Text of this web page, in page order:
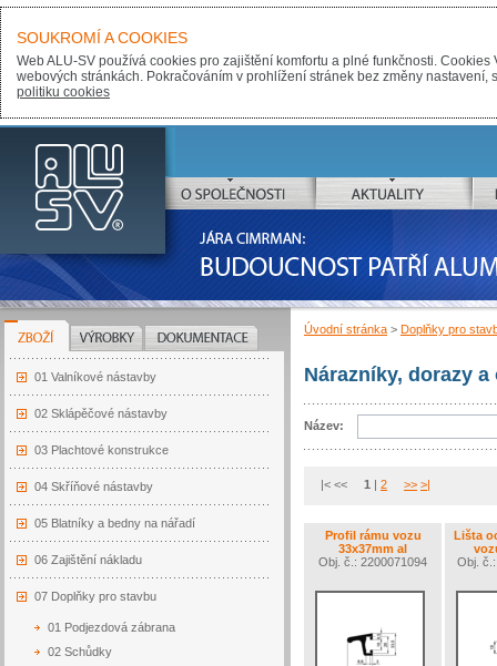
ALU-SV
O SPOLEČNOSTI AKTUALITY
JÁRA CIMRMAN:
BUDOUCNOST PATŘÍ ALUMINIU
ZBOŽÍ
01 Valníkové nástavby
02 Sklápěčové nástavby
03 Plachtové konstrukce
04 Skříňové nástavby
05 Blatníky a bedny na nářadí
06 Zajištění nákladu
07 Doplňky pro stavbu
01 Podjezdová zábrana
02 Schůdky
VÝROBKY DOKUMENTACE
Úvodní stránka > Doplňky pro
Nárazníky, dorazy
Název:
|< << 1 | 2 >> >|
Profil rámu vozu
33x37mm al
Obj. č.: 2200071094
Lišta
Obj.
SOUKROMÍ A COOKIES
Web ALU-SV používá cookies pro zajištění komfortu a plné funkčnosti.
webových stránkách. Pokračováním v prohlížení stránek bez změny
politiku cookies